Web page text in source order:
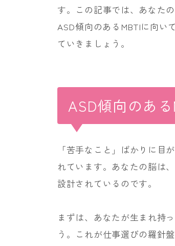
す。この記事では、あなた
ASD傾向のあるMBTIに向い
ていきましょう。
ASD傾向のあ
「苦手なこと」ばかりに目
れています。あなたの脳は
設計されているのです。
まずは、あなたが生まれ持
う。これが仕事選びの羅針